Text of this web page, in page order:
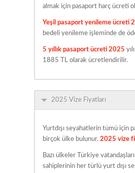
almak için pasaport harç ücreti
Yeşil pasaport yenileme ücreti
bedeli yenileme işleminde de
5 yıllık pasaport ücreti 2025
1885 TL olarak ücretlendirilir.
2025 Vize Fiyatları
Yurtdışı seyahatlerin tümü için
birçok ülke bulunur. 2025 vize
Bazı ülkeler Türkiye
sahiplerinin her türlü yurt dışı